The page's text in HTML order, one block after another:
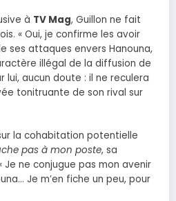
à TV Mag, Guillon ne fait
« Oui, je confirme les avoir
ses attaques envers Hanouna,
illégal de la diffusion de
lui, aucun doute : il ne reculera
tonitruante de son rival sur
la cohabitation potentielle
pas à mon poste, sa
Je ne conjugue pas mon avenir
Je m’en fiche un peu, pour